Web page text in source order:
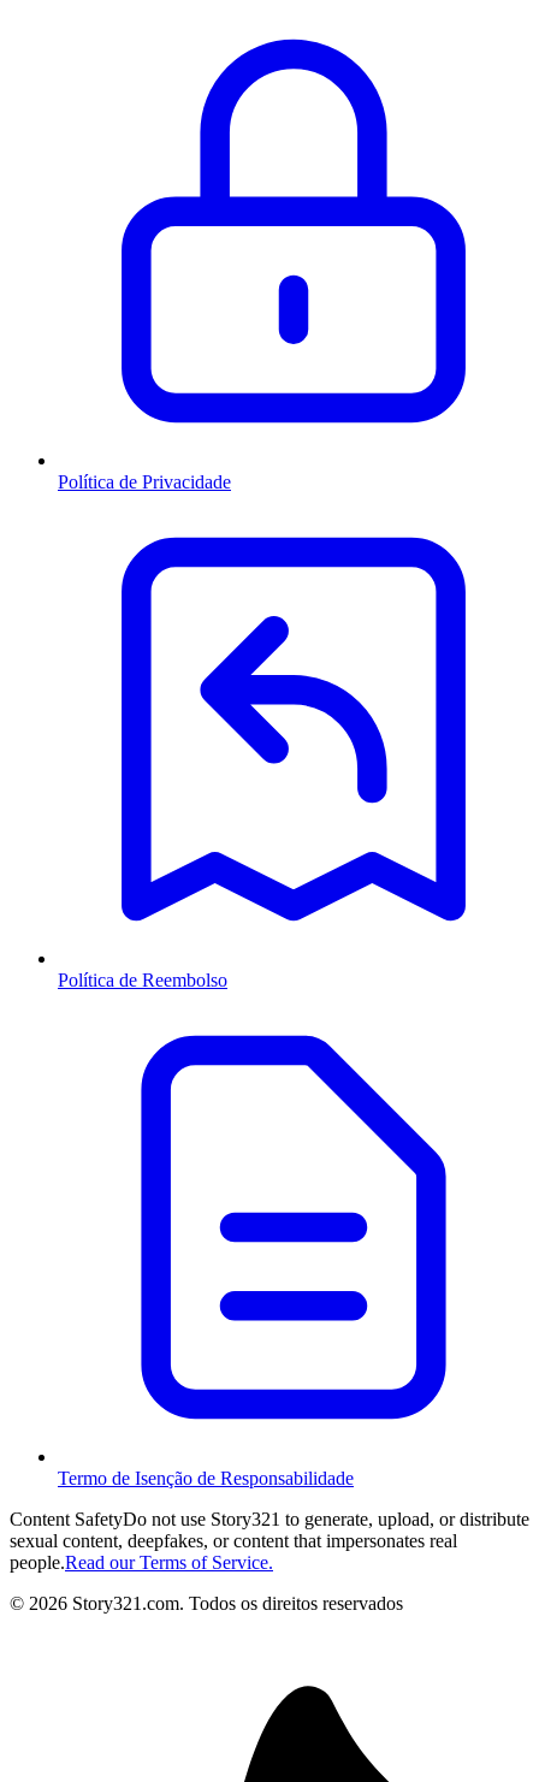
Política de Privacidade
Política de Reembolso
Termo de Isenção de Responsabilidade
Content SafetyDo not use Story321 to generate, upload, or distribute
sexual content, deepfakes, or content that impersonates real
people.Read our Terms of Service.
© 2026 Story321.com. Todos os direitos reservados